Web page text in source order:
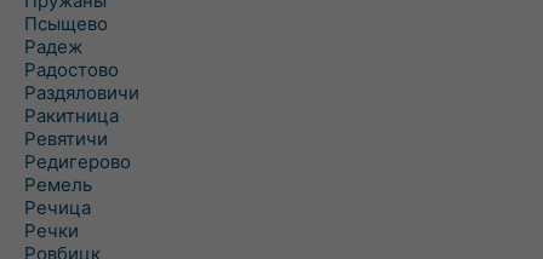
Псыщево
Радеж
Радостово
Раздяловичи
Ракитница
Ревятичи
Редигерово
Ремель
Речица
Речки
Ровбицк